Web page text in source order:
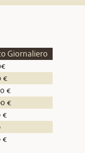
Giornaliero
€
€
€
€
€